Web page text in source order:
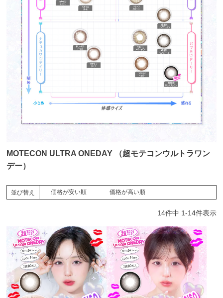
MOTECON ULTRA ONEDAY （超モテコンウルトラワン
デー）
並び替え 価格が安い順 価格が高い順
14件中 1-14件表示